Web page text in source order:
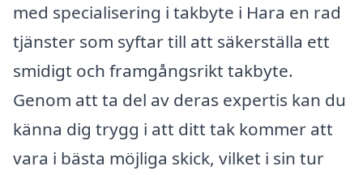
med specialisering i takbyte i Hara en rad
tjänster som syftar till att säkerställa ett
smidigt och framgångsrikt takbyte.
Genom att ta del av deras expertis kan du
känna dig trygg i att ditt tak kommer att
vara i bästa möjliga skick, vilket i sin tur